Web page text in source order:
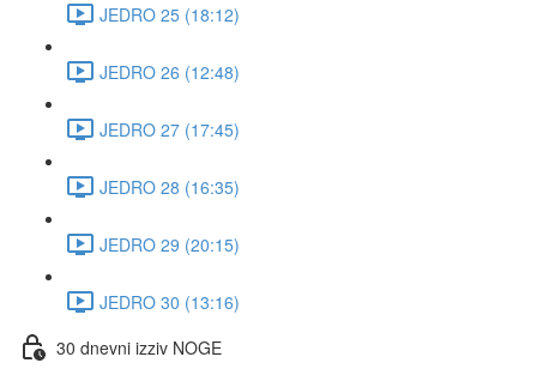
JEDRO 25 (18:12)
JEDRO 26 (12:48)
JEDRO 27 (17:45)
JEDRO 28 (16:35)
JEDRO 29 (20:15)
JEDRO 30 (13:16)
30 dnevni izziv NOGE